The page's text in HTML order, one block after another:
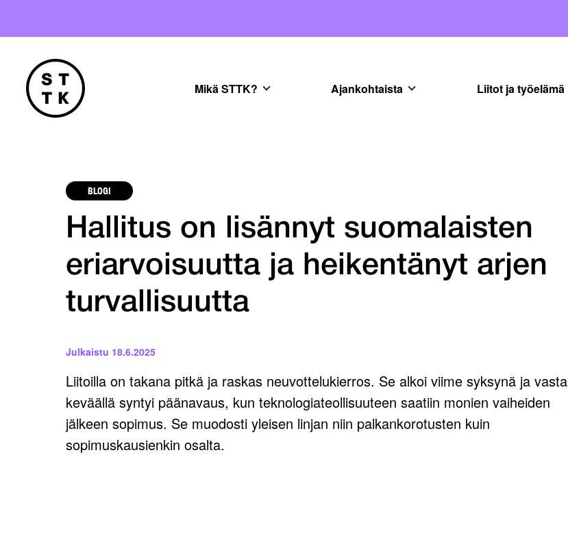
Mikä STTK? Ajankohtaista Liitot ja työelämä
BLOGI
Hallitus on lisännyt suomalaisten
eriarvoisuutta ja heikentänyt arjen
turvallisuutta
Julkaistu 18.6.2025
Liitoilla on takana pitkä ja raskas neuvottelukierros. Se alkoi viime syksynä ja vasta
keväällä syntyi päänavaus, kun teknologiateollisuuteen saatiin monien vaiheiden
jälkeen sopimus. Se muodosti yleisen linjan niin palkankorotusten kuin
sopimuskausienkin osalta.